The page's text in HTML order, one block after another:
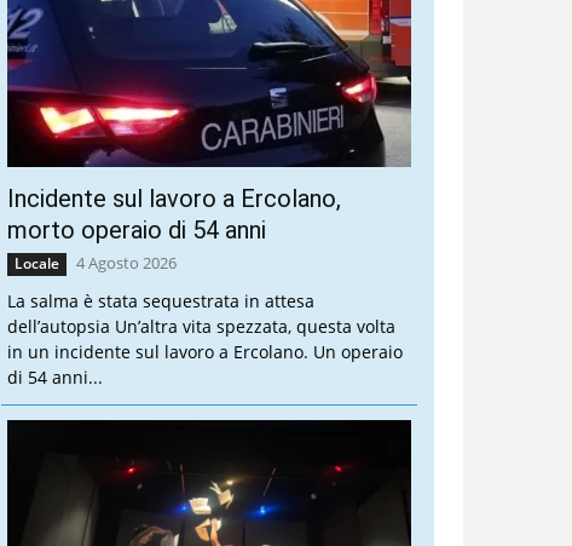
Incidente sul lavoro a Ercolano,
morto operaio di 54 anni
Locale 4 Agosto 2026
La salma è stata sequestrata in attesa
dell’autopsia Un’altra vita spezzata, questa volta
in un incidente sul lavoro a Ercolano. Un operaio
di 54 anni...